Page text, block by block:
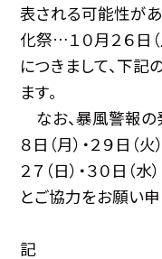
表される可能性があ
化祭…１０月２６日（
につきまして、下
ます。
なお、暴風警報の
８日（月）・２９日（
２７（日）・３０日（
とご協力をお願い申
記